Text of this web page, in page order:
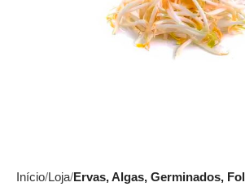
Início Loja Ervas, Algas, Germinados,